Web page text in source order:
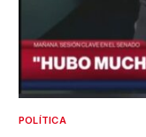
POLÍTICA